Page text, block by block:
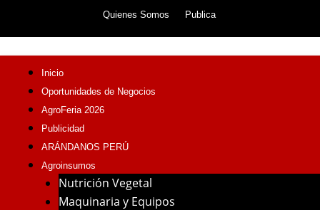
Quienes Somos Publica
Inicio
Oportunidades de Negocios
AgroFeria 2026
Publicidad
ARÁNDANOS PERÚ
Agroinsumos
Nutrición Vegetal
Maquinaria y Equipos